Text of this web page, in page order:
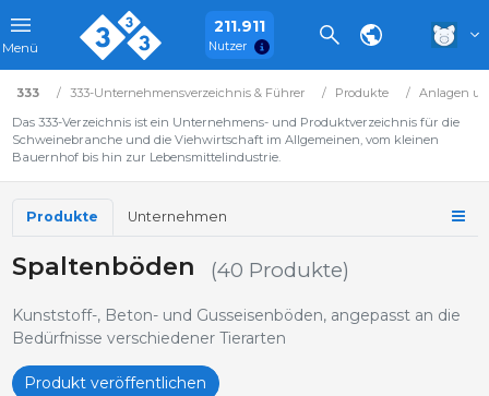
Menü
211.911
Nutzer
333 333-Unternehmensverzeichnis & Führer Produkte
Anlagen
Das 333-Verzeichnis ist ein Unternehmens- und Produktverzeichnis für die
Schweinebranche und die Viehwirtschaft im Allgemeinen, vom kleinen
Bauernhof bis hin zur Lebensmittelindustrie.
Produkte Unternehmen
Spaltenböden (40 Produkte)
Kunststoff-, Beton- und Gusseisenböden, angepasst an die
Bedürfnisse verschiedener Tierarten
Produkt veröffentlichen